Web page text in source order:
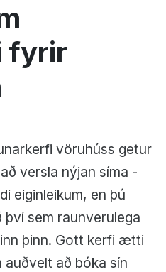
fyrir
vöruhúss getur
versla nýjan síma -
eiginleikum, en þú
sem raunverulega
þinn. Gott kerfi ætti
auðvelt að bóka sín